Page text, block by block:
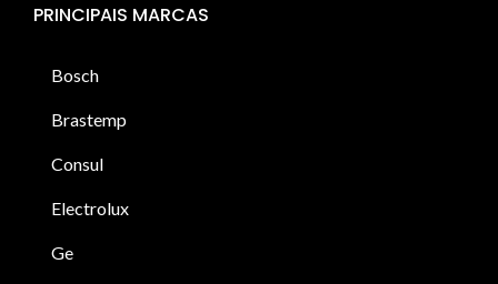
PRINCIPAIS MARCAS
Bosch
Brastemp
Consul
Electrolux
Ge